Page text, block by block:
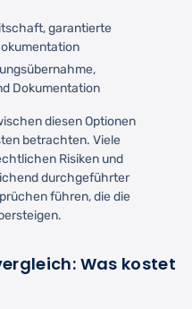
garantierte
Dokumentation
diesen Optionen
betrachten. Viele
Risiken und
durchgeführter
führen, die die
Was kostet